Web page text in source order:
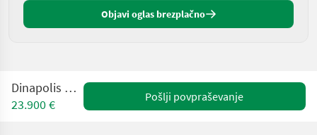
Objavi oglas brezplačno
Dinapolis TRV-635
23.900 €
Pošlji povpraševanje